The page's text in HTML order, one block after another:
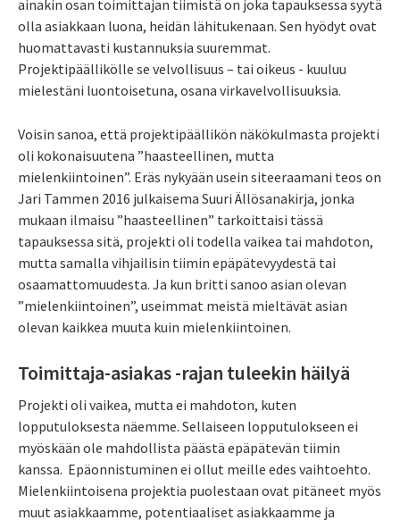
ainakin osan toimittajan tiimistä on joka tapauksessa syytä
olla asiakkaan luona, heidän lähitukenaan. Sen hyödyt ovat
huomattavasti kustannuksia suuremmat.
Projektipäällikölle se velvollisuus – tai oikeus - kuuluu
mielestäni luontoisetuna, osana virkavelvollisuuksia.
Voisin sanoa, että projektipäällikön näkökulmasta projekti
oli kokonaisuutena ”haasteellinen, mutta
mielenkiintoinen”. Eräs nykyään usein siteeraamani teos on
Jari Tammen 2016 julkaisema Suuri Ällösanakirja, jonka
mukaan ilmaisu ”haasteellinen” tarkoittaisi tässä
tapauksessa sitä, projekti oli todella vaikea tai mahdoton,
mutta samalla vihjailisin tiimin epäpätevyydestä tai
osaamattomuudesta. Ja kun britti sanoo asian olevan
”mielenkiintoinen”, useimmat meistä mieltävät asian
olevan kaikkea muuta kuin mielenkiintoinen.
Toimittaja-asiakas -rajan tuleekin häilyä
Projekti oli vaikea, mutta ei mahdoton, kuten
lopputuloksesta näemme. Sellaiseen lopputulokseen ei
myöskään ole mahdollista päästä epäpätevän tiimin
kanssa. Epäonnistuminen ei ollut meille edes vaihtoehto.
Mielenkiintoisena projektia puolestaan ovat pitäneet myös
muut asiakkaamme, potentiaaliset asiakkaamme ja